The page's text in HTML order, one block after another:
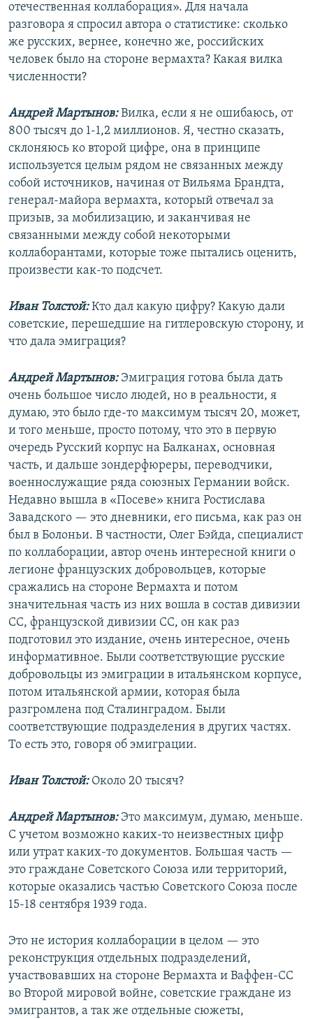
отечественная коллаборация». Для начала
разговора я спросил автора о статистике: сколько
же русских, вернее, конечно же, российских
человек было на стороне вермахта? Какая вилка
численности?
Андрей Мартынов:Вилка, если я не ошибаюсь, от
800 тысяч до 1-1,2 миллионов. Я, честно сказать,
склоняюсь ко второй цифре, она в принципе
используется целым рядом не связанных между
собой источников, начиная от Вильяма Брандта,
генерал-майора вермахта, который отвечал за
призыв, за мобилизацию, и заканчивая не
связанными между собой некоторыми
коллаборантами, которые тоже пытались оценить,
произвести как-то подсчет.
Иван Толстой:Кто дал какую цифру? Какую дали
советские, перешедшие на гитлеровскую сторону, и
что дала эмиграция?
Андрей Мартынов: Эмиграция готова была дать
очень большое число людей, но в реальности, я
думаю, это было где-то максимум тысяч 20, может,
и того меньше, просто потому, что это в первую
очередь Русский корпус на Балканах, основная
часть, и дальше зондерфюреры, переводчики,
военнослужащие ряда союзных Германии войск.
Недавно вышла в «Посеве» книга Ростислава
Завадского — это дневники, его письма, как раз он
был в Болоньи. В частности, Олег Бэйда, специалист
по коллаборации, автор очень интересной книги о
легионе французских добровольцев, которые
сражались на стороне Вермахта и потом
значительная часть из них вошла в состав дивизии
СС, французской дивизии СС, он как раз
подготовил это издание, очень интересное, очень
информативное. Были соответствующие русские
добровольцы из эмиграции в итальянском корпусе,
потом итальянской армии, которая была
разгромлена под Сталинградом. Были
соответствующие подразделения в других частях.
То есть это, говоря об эмиграции.
Иван Толстой: Около 20 тысяч?
Андрей Мартынов: Это максимум, думаю, меньше.
С учетом возможно каких-то неизвестных цифр
или утрат каких-то документов. Большая часть —
это граждане Советского Союза или территорий,
которые оказались частью Советского Союза после
15-18 сентября 1939 года.
Это не история коллаборации в целом — это
реконструкция отдельных подразделений,
участвовавших на стороне Вермахта и Ваффен-СС
во Второй мировой войне, советские граждане из
эмигрантов, а так же отдельные сюжеты,